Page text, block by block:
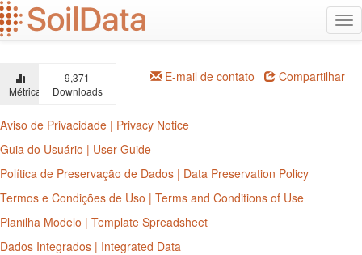
Ir
para
o
principal
Métricas
9,371
Downloads
E-mail de contato Compartilhar
Aviso de Privacidade | Privacy Notice
Guia do Usuário | User Guide
Política de Preservação de Dados | Data Preservation Policy
Termos e Condições de Uso | Terms and Conditions of Use
Planilha Modelo | Template Spreadsheet
Dados Integrados | Integrated Data